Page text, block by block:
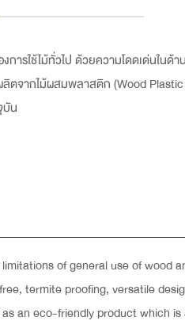
รใช้ไม้ทั่วไป ด้วยความโดดเด่นในด้
จากไม้ผสมพลาสติก (Wood
บัน
of general use of wood
termite proofing, versatile
an eco-friendly product which